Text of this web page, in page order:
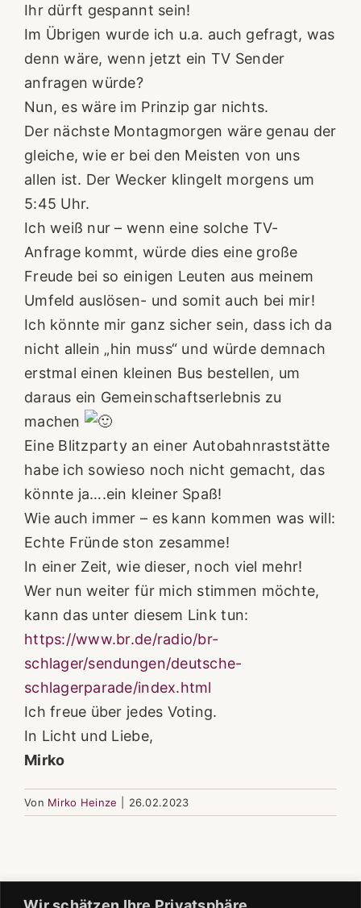
Ihr dürft gespannt sein!
Im Übrigen wurde ich u.a. auch gefragt, was
denn wäre, wenn jetzt ein TV Sender
anfragen würde?
Nun, es wäre im Prinzip gar nichts.
Der nächste Montagmorgen wäre genau der
gleiche, wie er bei den Meisten von uns
allen ist. Der Wecker klingelt morgens um
5:45 Uhr.
Ich weiß nur – wenn eine solche TV-
Anfrage kommt, würde dies eine große
Freude bei so einigen Leuten aus meinem
Umfeld auslösen- und somit auch bei mir!
Ich könnte mir ganz sicher sein, dass ich da
nicht allein „hin muss“ und würde demnach
erstmal einen kleinen Bus bestellen, um
daraus ein Gemeinschaftserlebnis zu
machen
Eine Blitzparty an einer Autobahnraststätte
habe ich sowieso noch nicht gemacht, das
könnte ja….ein kleiner Spaß!
Wie auch immer – es kann kommen was will:
Echte Fründe ston zesamme!
In einer Zeit, wie dieser, noch viel mehr!
Wer nun weiter für mich stimmen möchte,
kann das unter diesem Link tun:
https://www.br.de/radio/br-
schlager/sendungen/deutsche-
schlagerparade/index.html
Ich freue über jedes Voting.
In Licht und Liebe,
Mirko
Von Mirko Heinze 26.02.2023